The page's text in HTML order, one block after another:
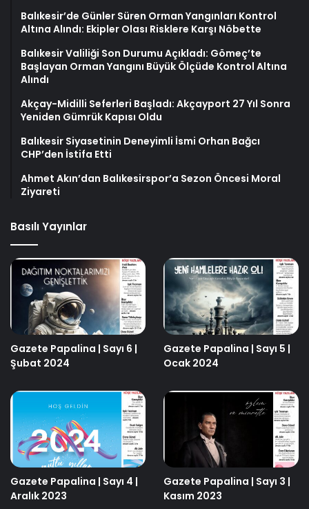
Balıkesir’de Günler Süren Orman Yangınları Kontrol
Altına Alındı: Ekipler Olası Risklere Karşı Nöbette
Balıkesir Valiliği Son Durumu Açıkladı: Gömeç’te
Başlayan Orman Yangını Büyük Ölçüde Kontrol Altına
Alındı
Akçay-Midilli Seferleri Başladı: Akçayport 27 Yıl Sonra
Yeniden Gümrük Kapısı Oldu
Balıkesir Siyasetinin Deneyimli İsmi Orhan Bağcı
CHP’den İstifa Etti
Ahmet Akın’dan Balıkesirspor’a Sezon Öncesi Moral
Ziyareti
Basılı Yayınlar
Gazete Papalina | Sayı 6 |
Şubat 2024
Gazete Papalina | Sayı 5 |
Ocak 2024
Gazete Papalina | Sayı 4 |
Aralık 2023
Gazete Papalina | Sayı 3 |
Kasım 2023